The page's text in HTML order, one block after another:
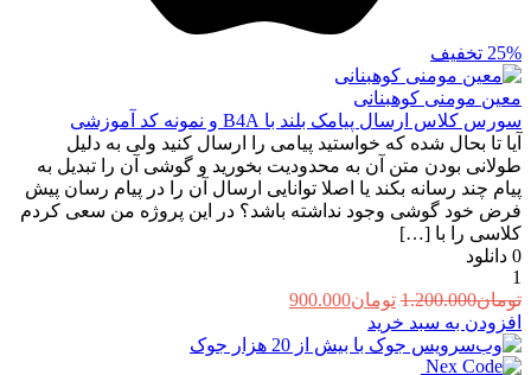
25% تخفیف
معین مومنی کوهبنانی
سورس کلاس ارسال پیامک بلند با B4A و نمونه کد آموزشی
آیا تا بحال شده که خواستید پیامی را ارسال کنید ولی به دلیل
طولانی بودن متن آن به محدودیت بخورید و گوشی آن را تبدیل به
پیام چند رسانه بکند یا اصلا توانایی ارسال آن را در پیام رسان پیش
فرض خود گوشی وجود نداشته باشد؟ در این پروژه من سعی کردم
کلاسی را با […]
0 دانلود
1
تومان1.200.000 قیمت
اصلی:
تومان1.200.000
تومان900.000قیمت
تومان900.000.
افزودن به سبد خرید